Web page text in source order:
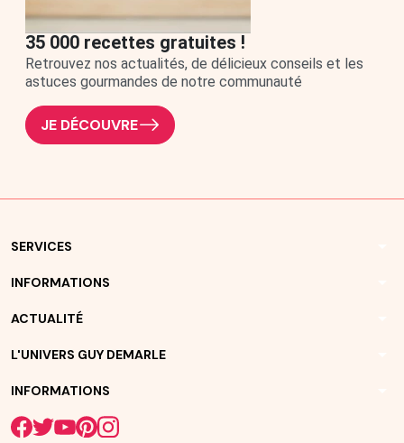
35 000 recettes gratuites !
Retrouvez nos actualités, de délicieux conseils et les
astuces gourmandes de notre communauté
JE DÉCOUVRE
SERVICES
INFORMATIONS
ACTUALITÉ
L'UNIVERS GUY DEMARLE
INFORMATIONS